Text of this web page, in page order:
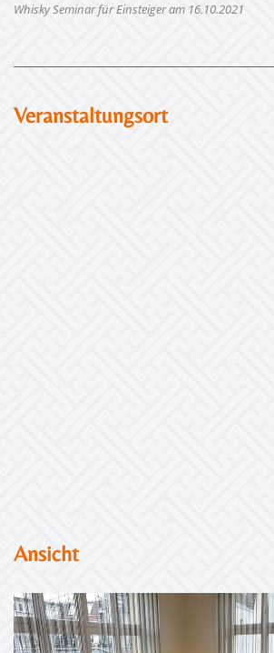
Whisky Seminar für Einsteiger am 16.10.2021
Veranstaltungsort
Ansicht